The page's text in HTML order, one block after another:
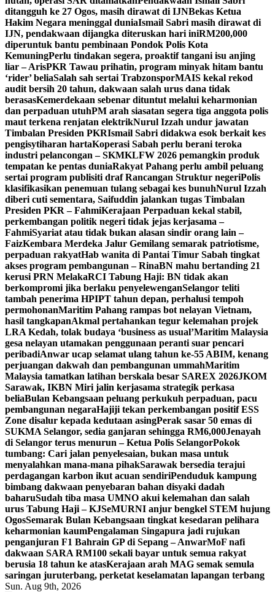
ditangguh ke 27 Ogos, masih dirawat di IJNBekas Ketua
Hakim Negara meninggal duniaIsmail Sabri masih dirawat di
IJN, pendakwaan dijangka diteruskan hari iniRM200,000
diperuntuk bantu pembinaan Pondok Polis Kota
KemuningPerlu tindakan segera, proaktif tangani isu anjing
liar – ArisPKR Tawau prihatin, program minyak hitam bantu
‘rider’ beliaSalah sah sertai TrabzonsporMAIS kekal rekod
audit bersih 20 tahun, dakwaan salah urus dana tidak
berasasKemerdekaan sebenar dituntut melalui keharmonian
dan perpaduan utuhPM arah siasatan segera tiga anggota polis
maut terkena renjatan elektrikNurul Izzah undur jawatan
Timbalan Presiden PKRIsmail Sabri didakwa esok berkait kes
pengisytiharan hartaKoperasi Sabah perlu berani teroka
industri pelancongan – SKMKLFW 2026 pemangkin produk
tempatan ke pentas duniaRakyat Pahang perlu ambil peluang
sertai program publisiti draf Rancangan Struktur negeriPolis
klasifikasikan penemuan tulang sebagai kes bunuhNurul Izzah
diberi cuti sementara, Saifuddin jalankan tugas Timbalan
Presiden PKR – FahmiKerajaan Perpaduan kekal stabil,
perkembangan politik negeri tidak jejas kerjasama –
FahmiSyariat atau tidak bukan alasan sindir orang lain –
FaizKembara Merdeka Jalur Gemilang semarak patriotisme,
perpaduan rakyatHab wanita di Pantai Timur Sabah tingkat
akses program pembangunan – RinaBN mahu bertanding 21
kerusi PRN MelakaRCI Tabung Haji: BN tidak akan
berkompromi jika berlaku penyelewenganSelangor teliti
tambah penerima HPIPT tahun depan, perhalusi tempoh
permohonanMaritim Pahang rampas bot nelayan Vietnam,
hasil tangkapanAkmal pertahankan tegur kelemahan projek
LRA Kedah, tolak budaya ‘business as usual’Maritim Malaysia
gesa nelayan utamakan penggunaan peranti suar pencari
peribadiAnwar ucap selamat ulang tahun ke-55 ABIM, kenang
perjuangan dakwah dan pembangunan ummahMaritim
Malaysia tamatkan latihan berskala besar SAREX 2026JKOM
Sarawak, IKBN Miri jalin kerjasama strategik perkasa
beliaBulan Kebangsaan peluang perkukuh perpaduan, pacu
pembangunan negaraHajiji tekan perkembangan positif ESS
Zone disalur kepada kedutaan asingPerak sasar 50 emas di
SUKMA Selangor, sedia ganjaran sehingga RM6,000Jenayah
di Selangor terus menurun – Ketua Polis SelangorPokok
tumbang: Cari jalan penyelesaian, bukan masa untuk
menyalahkan mana-mana pihakSarawak bersedia terajui
perdagangan karbon ikut acuan sendiriPenduduk kampung
bimbang dakwaan penyebaran bahan disyaki dadah
baharuSudah tiba masa UMNO akui kelemahan dan salah
urus Tabung Haji – KJSeMURNI anjur bengkel STEM hujung
OgosSemarak Bulan Kebangsaan tingkat kesedaran pelihara
keharmonian kaumPengalaman Singapura jadi rujukan
penganjuran F1 Bahrain GP di Sepang – AnwarMoF nafi
dakwaan SARA RM100 sekali bayar untuk semua rakyat
berusia 18 tahun ke atasKerajaan arah MAG semak semula
saringan juruterbang, perketat keselamatan lapangan terbang
Sun. Aug 9th, 2026